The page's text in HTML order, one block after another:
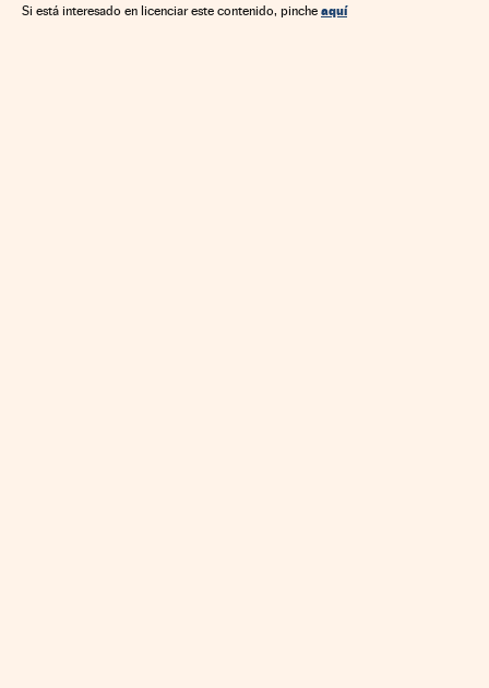
Si está interesado en licenciar este contenido, pinche aquí